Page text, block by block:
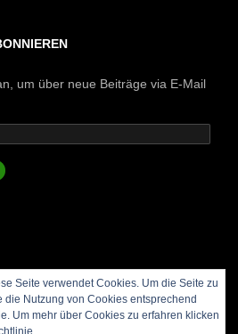
um über neue Beiträge via E-Mail
Seite verwendet Cookies. Um die Seite zu
die Nutzung von Cookies entsprechend
Um mehr über Cookies zu erfahren klicken